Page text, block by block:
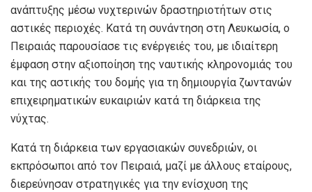
ανάπτυξης μέσω νυχτερινών δραστηριοτήτων στις
αστικές περιοχές. Κατά τη συνάντηση στη Λευκωσία, ο
Πειραιάς παρουσίασε τις ενέργειές του, με ιδιαίτερη
έμφαση στην αξιοποίηση της ναυτικής κληρονομιάς του
και της αστικής του δομής για τη δημιουργία ζωντανών
επιχειρηματικών ευκαιριών κατά τη διάρκεια της
νύχτας.
Κατά τη διάρκεια των εργασιακών συνεδριών, οι
εκπρόσωποι από τον Πειραιά, μαζί με άλλους εταίρους,
διερεύνησαν στρατηγικές για την ενίσχυση της